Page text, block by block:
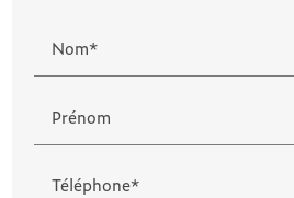
Nom*
Prénom
Téléphone*